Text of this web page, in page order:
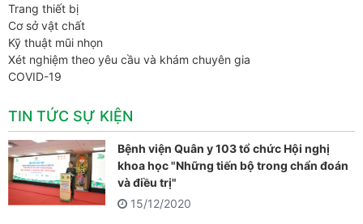
Trang thiết bị
Cơ sở vật chất
Kỹ thuật mũi nhọn
Xét nghiệm theo yêu cầu và khám chuyên gia
COVID-19
TIN TỨC SỰ KIỆN
Bệnh viện Quân y 103 tổ chức Hội nghị
khoa học "Những tiến bộ trong chẩn đoán
và điều trị"
15/12/2020